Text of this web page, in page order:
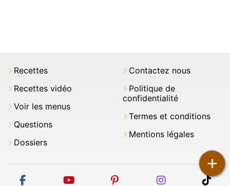
+
Recettes
Recettes vidéo
Voir les menus
Questions
Dossiers
Contactez nous
Politique de
confidentialité
Termes et conditions
Mentions légales
facebook youtube pinterest instagram